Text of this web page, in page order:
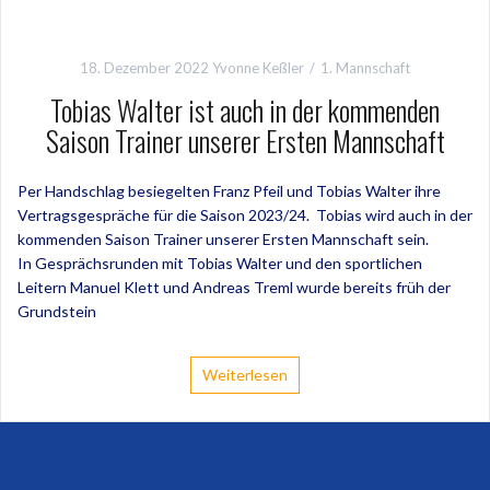
18. Dezember 2022 Yvonne Keßler 1. Mannschaft
Tobias Walter ist auch in der kommenden
Saison Trainer unserer Ersten Mannschaft
Per Handschlag besiegelten Franz Pfeil und Tobias Walter ihre
Vertragsgespräche für die Saison 2023/24. Tobias wird auch in der
kommenden Saison Trainer unserer Ersten Mannschaft sein.
In Gesprächsrunden mit Tobias Walter und den sportlichen
Leitern Manuel Klett und Andreas Treml wurde bereits früh der
Grundstein
Weiterlesen